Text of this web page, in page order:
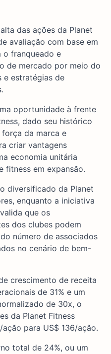
das ações da Planet
avaliação com base em
o franqueado e
de mercado por meio do
e estratégias de
oportunidade à frente
dado seu histórico
da marca e
criar vantagens
economia unitária
fitness em expansão.
diversificado da Planet
enquanto a iniciativa
que os
dos clubes podem
número de associados
no cenário de bem-
crescimento de receita
de 31% e um
de 30x, o
da Planet Fitness
para US$ 136/ação.
total de 24%, ou um